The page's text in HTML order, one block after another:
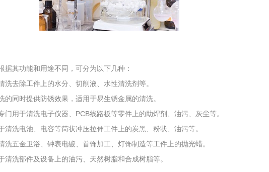
据其功能和用途不同，可分为以下几种：
洗去除工件上的水分、切削液、水性清洗剂等。
的同时提供防锈效果，适用于易生锈金属的清洗。
门用于清洗电子仪器、PCB线路板等零件上的助焊剂、油污、灰尘等。
清洗电池、电容等筒状冲压拉伸工件上的炭黑、粉状、油污等。
洗五金卫浴、钟表电镀、首饰加工、灯饰制造等工件上的抛光蜡。
清洗部件及设备上的油污、天然树脂和合成树脂等。